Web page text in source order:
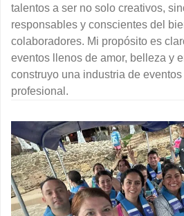
talentos a ser no solo creativos,
responsables y conscientes del
colaboradores. Mi propósito es
eventos llenos de amor, belleza y
construyo una industria de
profesional.